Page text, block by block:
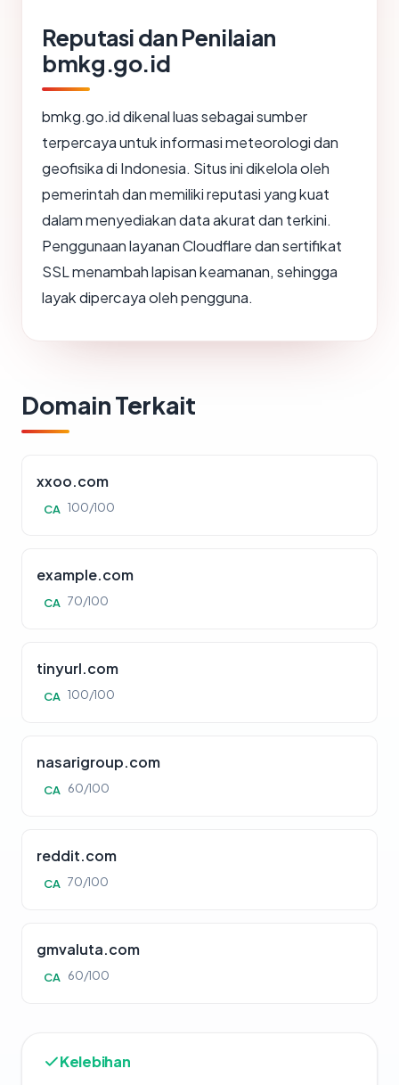
Reputasi dan Penilaian
bmkg.go.id
bmkg.go.id dikenal luas sebagai sumber
terpercaya untuk informasi meteorologi dan
geofisika di Indonesia. Situs ini dikelola oleh
pemerintah dan memiliki reputasi yang kuat
dalam menyediakan data akurat dan terkini.
Penggunaan layanan Cloudflare dan sertifikat
SSL menambah lapisan keamanan, sehingga
layak dipercaya oleh pengguna.
Domain Terkait
xxoo.com
CA 100/100
example.com
CA 70/100
tinyurl.com
CA 100/100
nasarigroup.com
CA 60/100
reddit.com
CA 70/100
gmvaluta.com
CA 60/100
Kelebihan